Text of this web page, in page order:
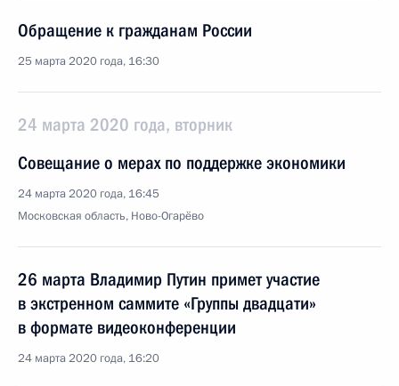
Обращение к гражданам России
25 марта 2020 года, 16:30
24 марта 2020 года, вторник
Совещание о мерах по поддержке экономики
24 марта 2020 года, 16:45
Московская область, Ново-Огарёво
26 марта Владимир Путин примет участие
в экстренном саммите «Группы двадцати»
в формате видеоконференции
24 марта 2020 года, 16:20